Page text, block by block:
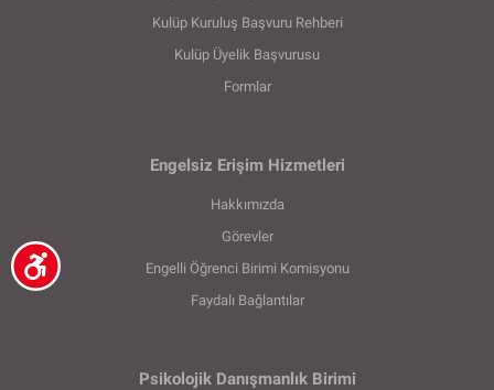
Kulüp Kuruluş Başvuru Rehberi
Kulüp Üyelik Başvurusu
Formlar
Engelsiz Erişim Hizmetleri
Hakkımızda
Görevler
Engelli Öğrenci Birimi Komisyonu
Faydalı Bağlantılar
Psikolojik Danışmanlık Birimi